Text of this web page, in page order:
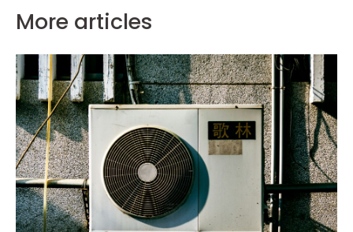
More articles